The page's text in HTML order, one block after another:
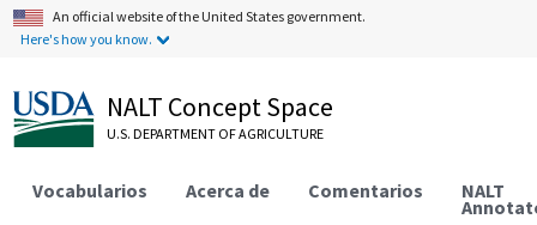
An official website of the United States government.
Here's how you know.
NALT Concept Space
U.S. DEPARTMENT OF AGRICULTURE
Vocabularios Acerca de Comentarios NALT